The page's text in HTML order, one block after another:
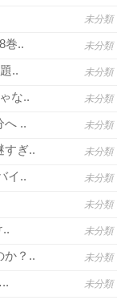
未分類
巻.. 未分類
.. 未分類
な.. 未分類
へ .. 未分類
すぎ.. 未分類
イ.. 未分類
未分類
.. 未分類
か？.. 未分類
未分類